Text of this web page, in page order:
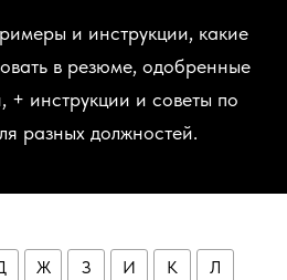
и инструкции, какие
в резюме, одобренные
+ инструкции и советы по
разных должностей.
Ж З И К Л